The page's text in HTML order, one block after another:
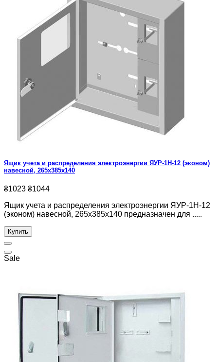
Ящик учета и распределения электроэнергии ЯУР-1Н-12 (эконом)
навесной, 265x385x140
₴1023 ₴1044
Ящик учета и распределения электроэнергии ЯУР-1Н-12
(эконом) навесной, 265x385x140 предназначен для .....
Купить
Sale